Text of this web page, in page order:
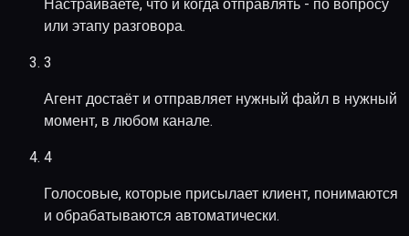
Настраиваете, что и когда отправлять - по вопросу
или этапу разговора.
3
Агент достаёт и отправляет нужный файл в нужный
момент, в любом канале.
4
Голосовые, которые присылает клиент, понимаются
и обрабатываются автоматически.